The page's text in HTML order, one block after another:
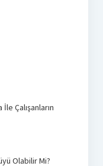
Çalışanların
Olabilir Mi?